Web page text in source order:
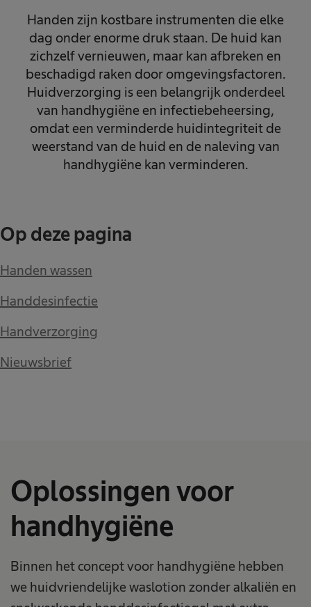
Handen zijn kostbare instrumenten die elke
dag onder enorme druk staan. De huid kan
zichzelf vernieuwen, maar kan afbreken en
beschadigd raken door omgevingsfactoren.
Huidverzorging is een belangrijk onderdeel
van handhygiëne en infectiebeheersing,
omdat een verminderde huidintegriteit de
weerstand van de huid en de naleving van
handhygiëne kan verminderen.
Op deze pagina
Handen wassen
Handdesinfectie
Handverzorging
Nieuwsbrief
Oplossingen voor
handhygiëne
Binnen het concept voor handhygiëne hebben
we huidvriendelijke waslotion zonder alkaliën en